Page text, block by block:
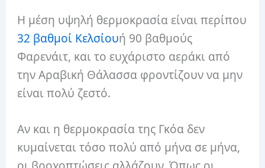
Η μέση υψηλή θερμοκρασία είναι περίπου
32 βαθμοί Κελσίουή 90 βαθμούς
Φαρενάιτ, και το ευχάριστο αεράκι από
την Αραβική Θάλασσα φροντίζουν να μην
είναι πολύ ζεστό.
Αν και η θερμοκρασία της Γκόα δεν
κυμαίνεται τόσο πολύ από μήνα σε μήνα,